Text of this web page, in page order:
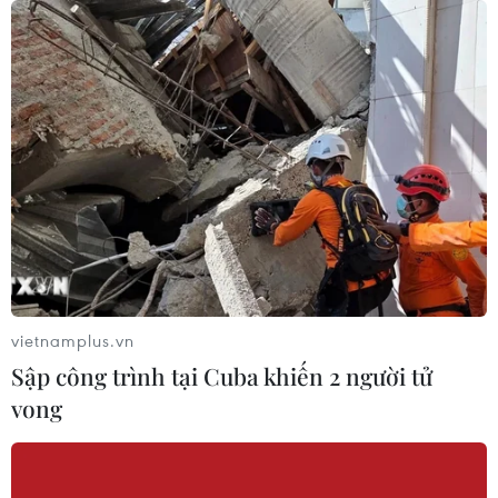
06/08/2026 08:31
Dấu mốc quan trọng trong quan hệ
Việt Nam-Australia
06/08/2026 08:29
Hàn Quốc tăng cường giải pháp
ngăn chặn đánh bạc trực tuyến trong
quân đội
vietnamplus.vn
Sập công trình tại Cuba khiến 2 người tử
vong